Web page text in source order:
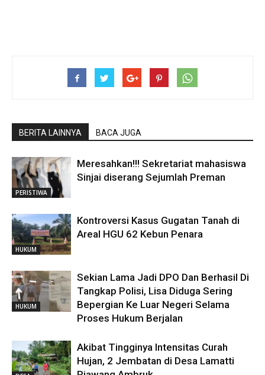
BERITA LAINNYA BACA JUGA
PERISTIWA
Meresahkan!!! Sekretariat mahasiswa
Sinjai diserang Sejumlah Preman
HUKUM
Kontroversi Kasus Gugatan Tanah di
Areal HGU 62 Kebun Penara
HUKUM
Sekian Lama Jadi DPO Dan Berhasil Di
Tangkap Polisi, Lisa Diduga Sering
Bepergian Ke Luar Negeri Selama
Proses Hukum Berjalan
Akibat Tingginya Intensitas Curah
Hujan, 2 Jembatan di Desa Lamatti